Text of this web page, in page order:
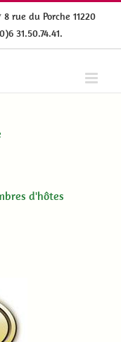
8 rue du Porche 11220
31.50.74.41.